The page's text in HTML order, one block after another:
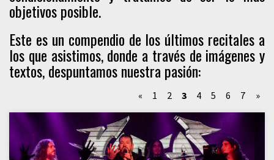
objetivos posible.
Este es un compendio de los últimos recitales a
los que asistimos, donde a través de imágenes y
textos, despuntamos nuestra pasión:
« 1 2 3 4 5 6 7 »